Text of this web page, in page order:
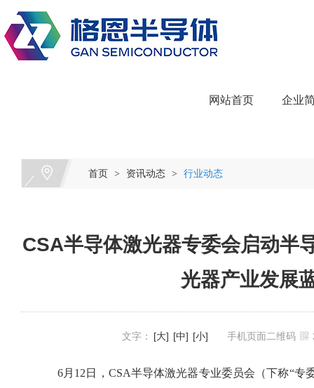
网站首页 企业
首页 > 资讯动态 > 行业动态
CSA半导体激光器专委会启动半
光器产业发展
文字： [大] [中] [小] 手机页面二维码
6月12日，CSA半导体激光器专业委员会（下称“专